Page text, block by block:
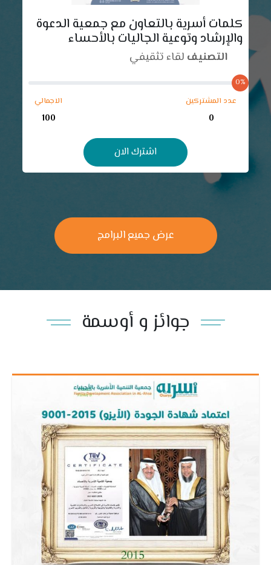
كلمات أسرية بالتعاون مع جمعية الدعوة
والإرشاد وتوعية الجاليات بالأحساء
التصنيف لقاء تثقيفي
0%
عدد المشتركين
0
الاجمالي
100
اشترك الان
عرض جميع البرامج
جوائز و أوسمة